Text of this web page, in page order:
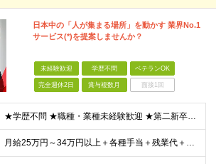
日本中の「人が集まる場所」を動かす 業界No.1
サービス(*)を提案しませんか？
未経験歓迎 学歴不問 ベテランOK
完全週休2日 賞与複数月 面接1回
★学歴不問 ★職種・業種未経験歓迎 ★第二新卒歓迎 ＜こんな方にオススメ＞ ◎一つの商材ではなく、幅広い提案で勝負したい ◎成長企業でスケールの大きい仕事に挑戦したい ◎実力を評価されたい＆腰を据え
月給25万円～34万円以上＋各種手当＋残業代＋賞与年2回 初年度想定年収：348万円～ ※経験・能力を考慮のうえ優遇します。 ※上記にはエリア給（10,000円～15,000円）、見込み残業代（20